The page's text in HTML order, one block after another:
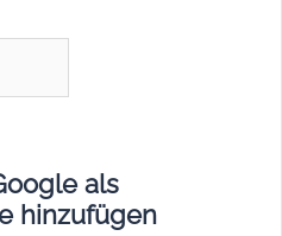
als
hinzufügen